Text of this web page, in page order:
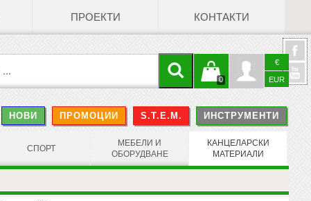
ПРОЕКТИ КОНТАКТИ
€
EUR
Профил
0
Кошницата
е празна
НОВИ ПРОМОЦИИ S.T.E.M. ИНСТРУМЕНТИ
СПОРТ
МЕБЕЛИ И
ОБОРУДВАНЕ
КАНЦЕЛАРСКИ
МАТЕРИАЛИ